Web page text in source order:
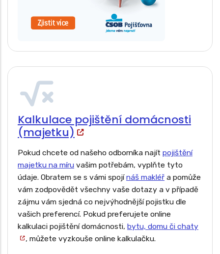
Asistenční služby – havárie, opravy, zajištění
řemeslníka
Pojištění staveb během rekonstrukce
Kalkulace pojištění domácnosti
(majetku)
Pokud chcete od našeho odborníka najít pojištění
majetku na míru vašim potřebám, vyplňte tyto
údaje. Obratem se s vámi spojínáš makléř a pomůže
vám zodpovědět všechny vaše dotazy a v případě
zájmu vám sjedná co nejvýhodnější pojistku dle
vašich preferencí. Pokud preferujete online
kalkulaci pojištění domácnosti, bytu, domu či chaty
, můžete vyzkouše online kalkulačku.